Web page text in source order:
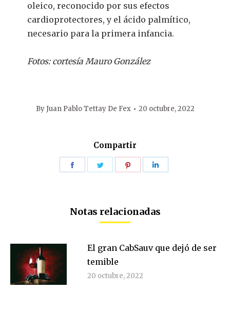
oleico, reconocido por sus efectos
cardioprotectores, y el ácido palmítico,
necesario para la primera infancia.
Fotos: cortesía Mauro González
ByJuan Pablo Tettay De Fex 20 octubre, 2022
Compartir
Share
Share
Share
Notas relacionadas
El gran CabSauv que dejó de ser
temible
20 octubre, 2022